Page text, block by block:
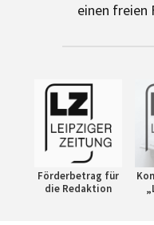
einen freien
Förderbetrag für
die Redaktion